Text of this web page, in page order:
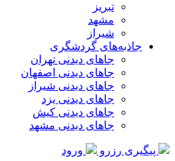
تبریز
مشهد
شیراز
جاذبه‌های گردشگری
جاهای دیدنی تهران
جاهای دیدنی اصفهان
جاهای دیدنی شیراز
جاهای دیدنی یزد
جاهای دیدنی کیش
جاهای دیدنی مشهد
پیگیری رزرو ورود